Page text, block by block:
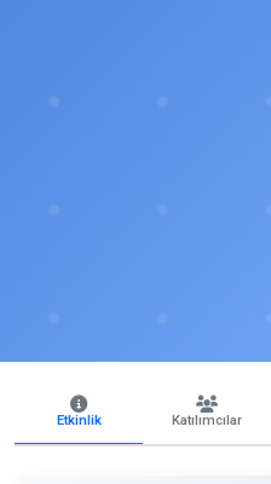
Etkinlik Katılımcılar